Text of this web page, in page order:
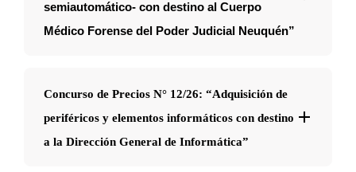
semiautomático- con destino al Cuerpo
Médico Forense del Poder Judicial Neuquén”
Concurso de Precios N° 12/26: “Adquisición de
periféricos y elementos informáticos con destino
a la Dirección General de Informática”